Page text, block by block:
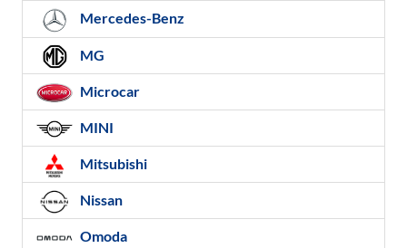
Mercedes-Benz
MG
Microcar
MINI
Mitsubishi
Nissan
Omoda